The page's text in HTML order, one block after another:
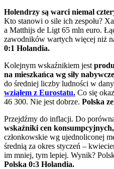
Holendrzy są warci niemal
Kto stanowi o sile ich zespołu?
a Matthijs de Ligt 65 mln euro.
zawodników wartych więcej niż
0:1 Holandia.
Kolejnym wskaźnikiem jest
na mieszkańca wg siły
do średniej liczby ludności w
wziąłem z Eurostatu. Co się
46 300. Nie jest dobrze. Polska
Przejdźmy do inflacji. Do
wskaźniki cen konsumpcyjnych,
członkowskie wg ujednoliconej
średnią za okres styczeń –
im mniej, tym lepiej. Wynik?
Polska 0:3 Holandia.